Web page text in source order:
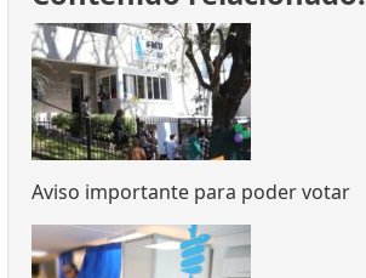
Aviso importante para poder votar